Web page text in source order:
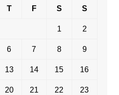
T F S S
1 2
6 7 8 9
13 14 15 16
20 21 22 23